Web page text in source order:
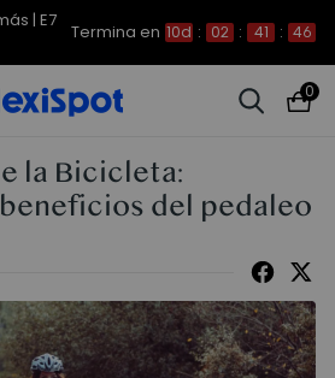
| E7
Termina en 10d : 02 : 41 : 45
0
la Bicicleta:
del pedaleo